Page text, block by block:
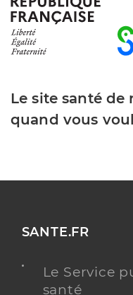
Le site santé de
quand vous
SANTE.FR
Le Service
santé